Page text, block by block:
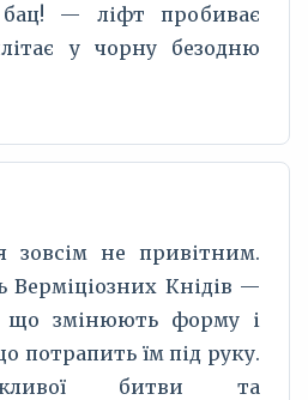
— ліфт пробиває
у чорну безодню
зовсім не привітним.
Верміціозних Кнідів —
що змінюють форму і
потрапить їм під руку.
битви та